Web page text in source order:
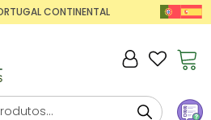
CONTINENTAL